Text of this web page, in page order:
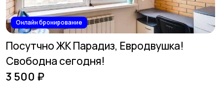
Онлайн бронирование
Посутчно ЖК Парадиз, Евродвушка!
Свободна сегодня!
3 500 ₽